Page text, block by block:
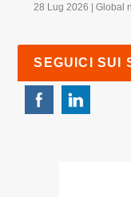
28 Lug 2026 |Global
SEGUICI SUI